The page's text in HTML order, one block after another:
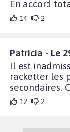
En accord
14 2
Patricia - Le
Il est
racketter les
secondaires.
12 2